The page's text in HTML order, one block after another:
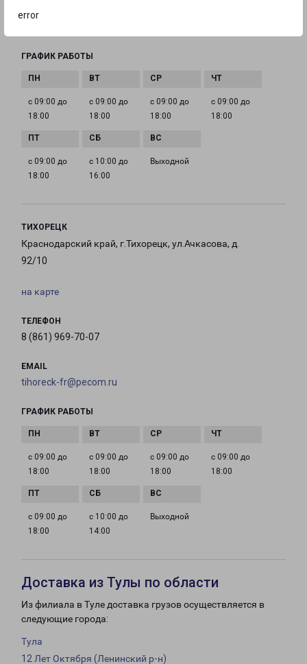
error
EMAIL
ГРАФИК РАБОТЫ
с 09:00 до
18:00
с 09:00 до
18:00
с 09:00 до
18:00
с 09:00 до
18:00
с 09:00 до
18:00
с 10:00 до
16:00
Выходной
ТИХОРЕЦК
Краснодарский край, г.Тихорецк, ул.Ачкасова, д.
92/10
на карте
ТЕЛЕФОН
8 (861) 969-70-07
EMAIL
tihoreck-fr@pecom.ru
ГРАФИК РАБОТЫ
с 09:00 до
18:00
с 09:00 до
18:00
с 09:00 до
18:00
с 09:00 до
18:00
с 09:00 до
18:00
с 10:00 до
14:00
Выходной
Доставка из Тулы по области
Из филиала в Туле доставка грузов осуществляется в
следующие города:
Тула
12 Лет Октября (Ленинский р-н)